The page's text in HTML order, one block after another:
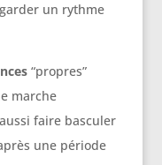
un rythme
“propres”
marche
faire basculer
une période